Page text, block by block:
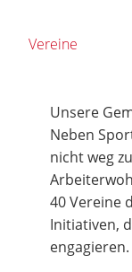
Vereine
Unsere
Neben
nicht weg
40 Vereine
Initiativen,
engagieren.